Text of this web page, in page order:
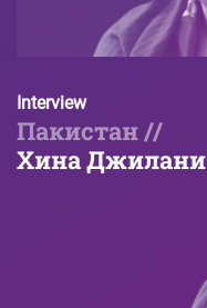
Interview
Пакистан //
Хина Джилани